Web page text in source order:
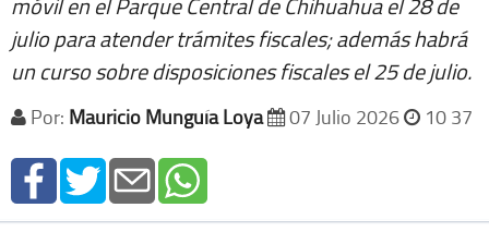
julio para atender trámites fiscales; además habrá
un curso sobre disposiciones fiscales el 25 de julio.
Por: Mauricio Munguía Loya 07 Julio 2026 10 37